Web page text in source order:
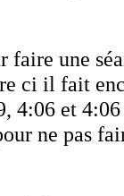
une
ci il fait
4:06 et
ne pas